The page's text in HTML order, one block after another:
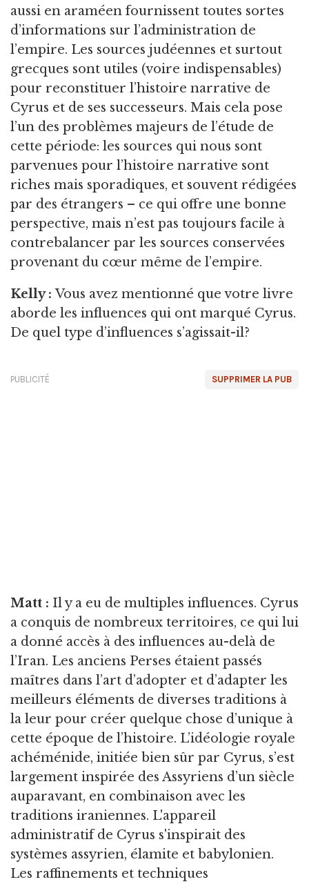
aussi en araméen fournissent toutes sortes
d’informations sur l’administration de
l’empire. Les sources judéennes et surtout
grecques sont utiles (voire indispensables)
pour reconstituer l’histoire narrative de
Cyrus et de ses successeurs. Mais cela pose
l’un des problèmes majeurs de l’étude de
cette période: les sources qui nous sont
parvenues pour l’histoire narrative sont
riches mais sporadiques, et souvent rédigées
par des étrangers – ce qui offre une bonne
perspective, mais n’est pas toujours facile à
contrebalancer par les sources conservées
provenant du cœur même de l’empire.
Kelly :Vous avez mentionné que votre livre
aborde les influences qui ont marqué Cyrus.
De quel type d’influences s’agissait-il?
SUPPRIMER LA PUB
PUBLICITÉ
Matt : Il y a eu de multiples influences. Cyrus
a conquis de nombreux territoires, ce qui lui
a donné accès à des influences au-delà de
l’Iran. Les anciens Perses étaient passés
maîtres dans l’art d’adopter et d’adapter les
meilleurs éléments de diverses traditions à
la leur pour créer quelque chose d’unique à
cette époque de l’histoire. L’idéologie royale
achéménide, initiée bien sûr par Cyrus, s’est
largement inspirée des Assyriens d’un siècle
auparavant, en combinaison avec les
traditions iraniennes. L'appareil
administratif de Cyrus s'inspirait des
systèmes assyrien, élamite et babylonien.
Les raffinements et techniques